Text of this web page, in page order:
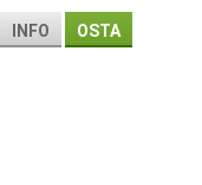
INFO OSTA